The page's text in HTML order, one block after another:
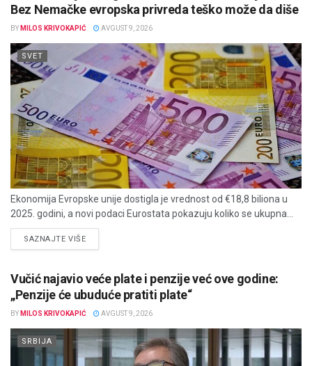
Bez Nemačke evropska privreda teško može da diše
BY MILOS KRIVOKAPIĆ AVGUST 9, 2026
SVET
Ekonomija Evropske unije dostigla je vrednost od €18,8 biliona u
2025. godini, a novi podaci Eurostata pokazuju koliko se ukupna...
SAZNAJTE VIŠEDETAILS
Vučić najavio veće plate i penzije već ove godine:
„Penzije će ubuduće pratiti plate“
BY MILOS KRIVOKAPIĆ AVGUST 9, 2026
SRBIJA